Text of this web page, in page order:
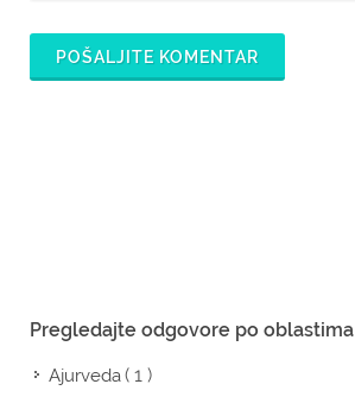
POŠALJITE KOMENTAR
Pregledajte odgovore po oblastima
Ajurveda( 1 )